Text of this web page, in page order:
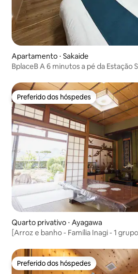
Apartamento ⋅ Sakaide
BplaceB A 6 minutos a pé da Estação
Hachihachigashou e turismo / Aceita
duração a partir de 1 pessoa / Animais
permitidos
Preferido dos hóspedes
Preferido dos hóspedes
Quarto privativo ⋅ Ayagawa
[Arroz e banho - Família Inagi - 1
experimentar a vida no campo em
fazenda?
Preferido dos hóspedes
Preferido dos hóspedes